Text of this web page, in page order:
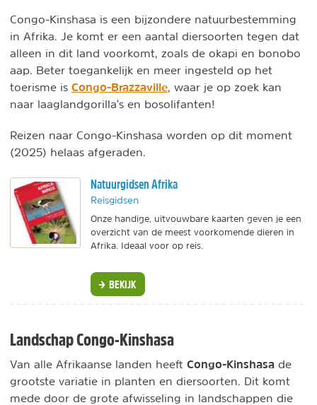
Congo-Kinshasa is een bijzondere natuurbestemming
in Afrika. Je komt er een aantal diersoorten tegen dat
alleen in dit land voorkomt, zoals de okapi en bonobo
aap. Beter toegankelijk en meer ingesteld op het
toerisme is Congo-Brazzaville , waar je op zoek kan
naar laaglandgorilla's en bosolifanten!
Reizen naar Congo-Kinshasa worden op dit moment
(2025) helaas afgeraden.
Natuurgidsen Afrika
Reisgidsen
Onze handige, uitvouwbare kaarten geven je een
overzicht van de meest voorkomende dieren in
Afrika. Ideaal voor op reis.
BEKIJK
Landschap Congo-Kinshasa
Van alle Afrikaanse landen heeft Congo-Kinshasa de
grootste variatie in planten en diersoorten. Dit komt
mede door de grote afwisseling in landschappen die